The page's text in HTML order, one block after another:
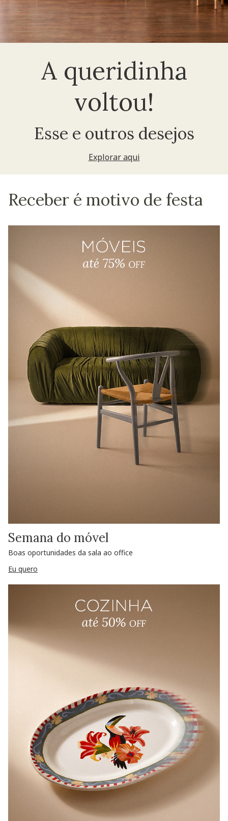
A queridinha
voltou!
Esse e outros desejos
Explorar aqui
Receber é motivo de festa
Semana do móvel
Boas oportunidades da sala ao office
Eu quero